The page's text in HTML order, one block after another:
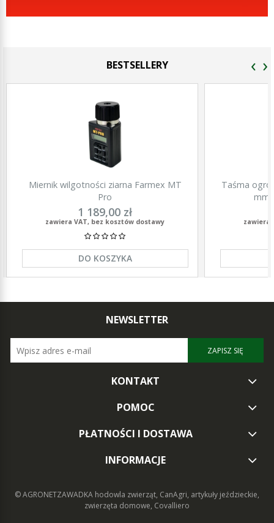
BESTSELLERY
Miernik wilgotności ziarna Farmex MT
Pro
1 189,00 zł
zawiera VAT, bez kosztów dostawy
DO KOSZYKA
Taśma
mm,
zawiera
‹ ›
NEWSLETTER
ZAPISZ SIĘ
KONTAKT
POMOC
PŁATNOŚCI I DOSTAWA
INFORMACJE
© AGRONETZAWADKA hodowla zwierząt, CanAgri, artykuły jeździeckie,
zwierzęta domowe, Covalliero